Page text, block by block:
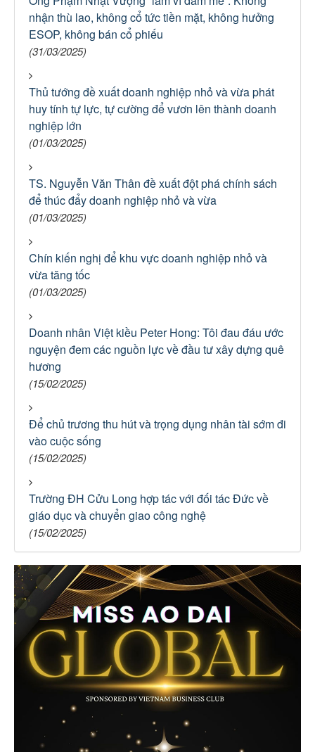
nhận thù lao, không cổ tức tiền mặt, không hưởng
ESOP, không bán cổ phiếu
(31/03/2025)
Thủ tướng đề xuất doanh nghiệp nhỏ và vừa phát
huy tính tự lực, tự cường để vươn lên thành doanh
nghiệp lớn
(01/03/2025)
TS. Nguyễn Văn Thân đề xuất đột phá chính sách
để thúc đẩy doanh nghiệp nhỏ và vừa
(01/03/2025)
Chín kiến nghị để khu vực doanh nghiệp nhỏ và
vừa tăng tốc
(01/03/2025)
Doanh nhân Việt kiều Peter Hong: Tôi đau đáu ước
nguyện đem các nguồn lực về đầu tư xây dựng quê
hương
(15/02/2025)
Để chủ trương thu hút và trọng dụng nhân tài sớm đi
vào cuộc sống
(15/02/2025)
Trường ĐH Cửu Long hợp tác với đối tác Đức về
giáo dục và chuyển giao công nghệ
(15/02/2025)